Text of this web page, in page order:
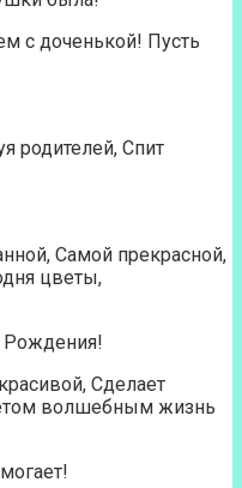
с доченькой! Пусть
родителей, Спит
Самой прекрасной,
цветы,
Рождения!
Сделает
волшебным жизнь